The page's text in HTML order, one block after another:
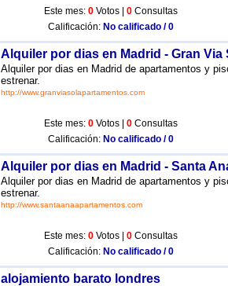
Este mes: 0 Votos | 0 Consultas
Calificación: No calificado / 0
Alquiler por dias en Madrid - Gran Via
Alquiler por dias en Madrid de apartamentos y
estrenar.
http://www.granviasolapartamentos.com
Este mes: 0 Votos | 0 Consultas
Calificación: No calificado / 0
Alquiler por dias en Madrid - Santa
Alquiler por dias en Madrid de apartamentos y
estrenar.
http://www.santaanaapartamentos.com
Este mes: 0 Votos | 0 Consultas
Calificación: No calificado / 0
alojamiento barato londres